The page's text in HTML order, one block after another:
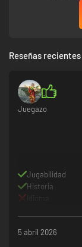
Reseñas recientes
Juegazo
Jugabilidad
Historia
5 abril 2026